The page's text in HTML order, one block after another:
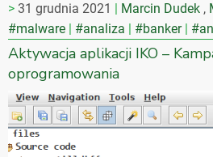
31 grudnia 2021 Marcin Dudek ,
#malware
#analiza #banker
Aktywacja aplikacji IKO –
oprogramowania